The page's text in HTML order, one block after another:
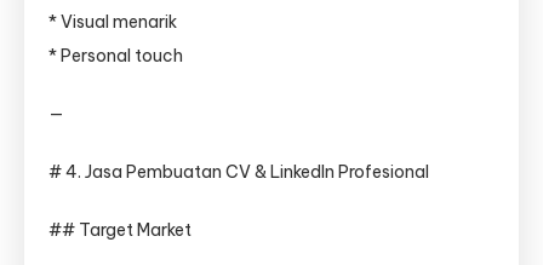
* Visual menarik
* Personal touch
—
# 4. Jasa Pembuatan CV & LinkedIn Profesional
## Target Market